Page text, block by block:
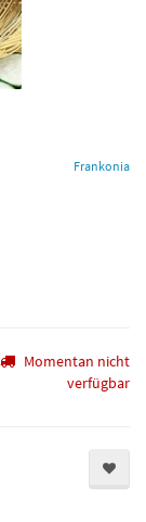
Frankonia
Momentan nicht
verfügbar